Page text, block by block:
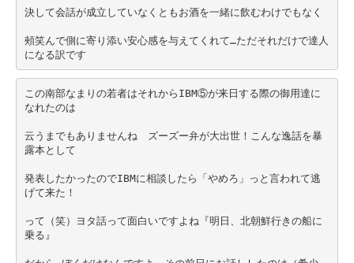
決して会話が成立していなくともお酒を一緒に飲むわけでもなく
頰笑んで側に寄り添い安心感を与えてくれて…ただそれだけで達人
になる訳です
この南部なまりの若者はそれからIBM⑤が来日する際の御用達に
なれたのは
云うまでもありませんね　ズーズー弁が大出世！こんな逸話を暴
露本として
発表したかったのでIBMに相談したら「やめろ」っと言われて逃
げて来た！
って（笑）ヨタ話って面白いですよね『明日、北朝鮮行きの船に
乗る』